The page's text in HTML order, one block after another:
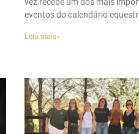
eventos do calendário
Leia mais»